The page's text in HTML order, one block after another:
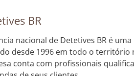
BR
nacional de Detetives BR é
desde 1996 em todo o território
conta com profissionais